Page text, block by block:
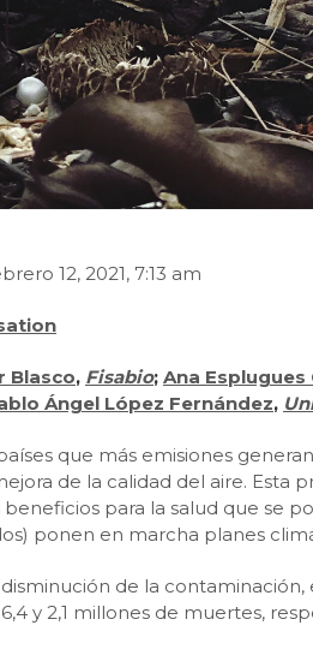
12, 2021, 7:13 am
Blasco, Fisabio; Ana Esplugues
Ángel López Fernández,
que más emisiones
de la calidad del aire.
para la salud que se
ponen en marcha planes
de la
y 2,1 millones de muertes,